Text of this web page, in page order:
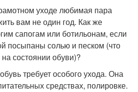
уходе любимая пара
вам не один год. Как же
сапогам или ботильонам, если
посыпаны солью и песком (что
состоянии обуви)?
требует особого ухода. Она
средствах, полировке.